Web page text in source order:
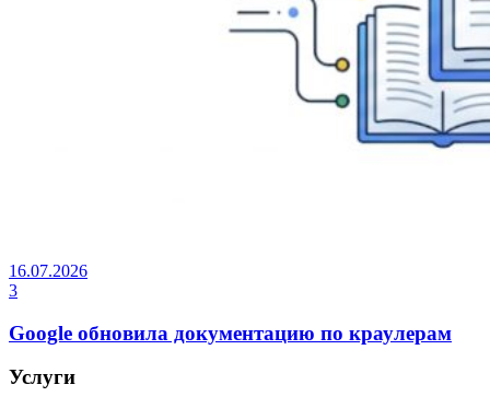
16.07.2026
3
Google обновила документацию по краулерам
Услуги